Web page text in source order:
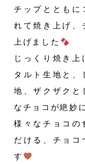
チップとともに
れて焼き上げ、
上げました
じっくり焼き上
タルト生地と、
地、ザクザクと
なチョコが絶妙
様々なチョコの
だける、チョコ
す